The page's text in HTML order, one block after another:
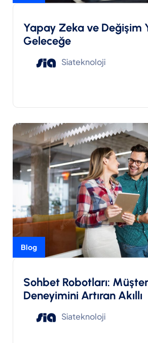
Yapay Zeka ve Değişim
Geleceğe
Siateknoloji
Blog
Sohbet Robotları:
Deneyimini Artıran Akıllı
Siateknoloji